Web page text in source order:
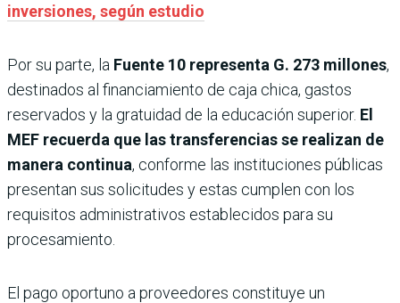
inversiones, según estudio
Por su parte, la Fuente 10 representa G. 273 millones,
destinados al financiamiento de caja chica, gastos
reservados y la gratuidad de la educación superior. El
MEF recuerda que las transferencias se realizan de
manera continua, conforme las instituciones públicas
presentan sus solicitudes y estas cumplen con los
requisitos administrativos establecidos para su
procesamiento.
El pago oportuno a proveedores constituye un